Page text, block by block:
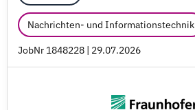
Nachrichten- und Informationstechnik
JobNr 1848228 | 29.07.2026